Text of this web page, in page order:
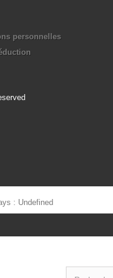
personnelles
: Undefined